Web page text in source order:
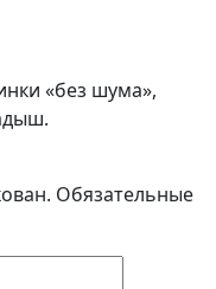
«без шума»,
Обязательные